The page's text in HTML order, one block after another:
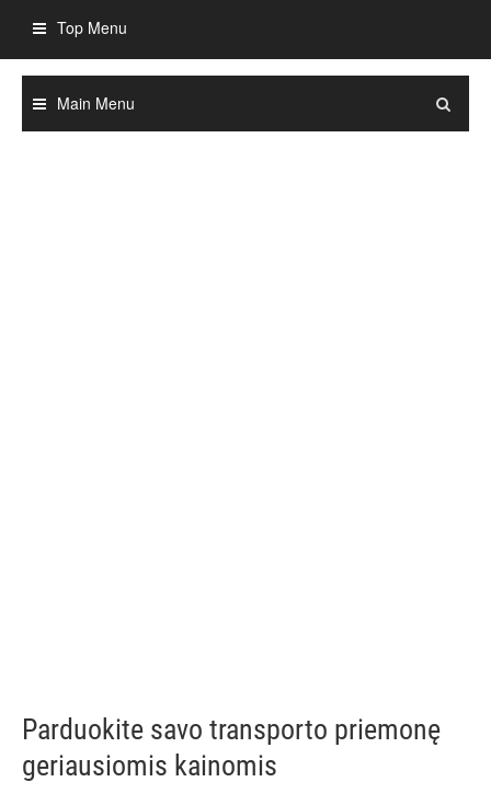
content
Top Menu
Main Menu
Parduokite savo transporto priemonę
geriausiomis kainomis